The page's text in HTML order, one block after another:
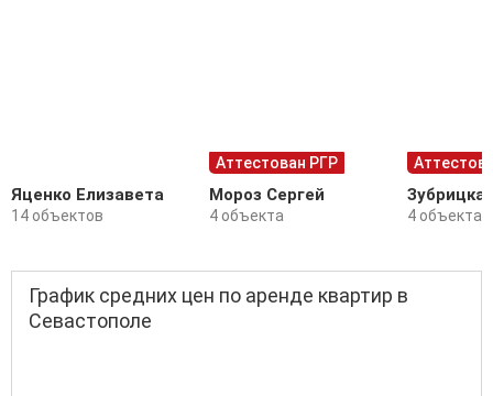
Яценко Елизавета
14 объектов
Аттестован РГР
Мороз Сергей
4 объекта 4 объекта
График средних цен по аренде квартир в
Севастополе